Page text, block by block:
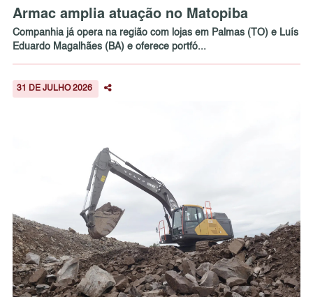
Armac amplia atuação no Matopiba
Companhia já opera na região com lojas em Palmas (TO) e Luís
Eduardo Magalhães (BA) e oferece portfó...
31 DE JULHO 2026